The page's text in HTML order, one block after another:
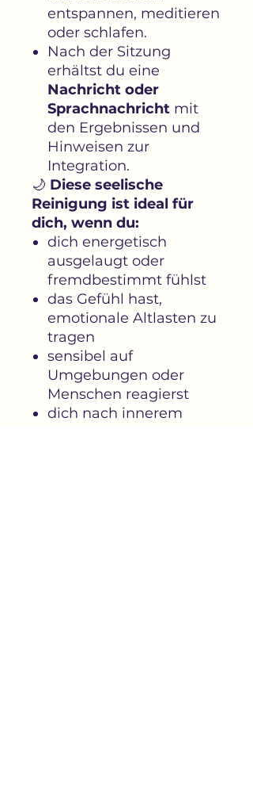
entspannen, meditieren
oder schlafen.
Nach der Sitzung
erhältst du eine
Nachricht oder
Sprachnachricht mit
den Ergebnissen und
Hinweisen zur
Integration.
🌙 Diese seelische
Reinigung ist ideal für
dich, wenn du:
dich energetisch
ausgelaugt oder
fremdbestimmt fühlst
das Gefühl hast,
emotionale Altlasten zu
tragen
sensibel auf
Umgebungen oder
Menschen reagierst
dich nach innerem